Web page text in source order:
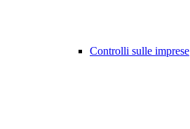
Controlli sulle imprese